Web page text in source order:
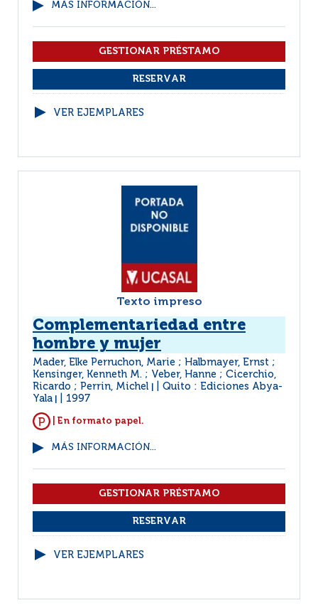
MÁS INFORMACIÓN...
VER EJEMPLARES
Texto impreso
Complementariedad entre
hombre y mujer
Mader, Elke Perruchon, Marie ; Halbmayer, Ernst ;
Kensinger, Kenneth M. ; Veber, Hanne ; Cicerchio,
Ricardo ; Perrin, Michel
Quito : Ediciones Abya-
Yala
1997
| En formato papel.
MÁS INFORMACIÓN...
VER EJEMPLARES